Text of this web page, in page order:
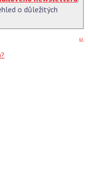
o důležitých
G+